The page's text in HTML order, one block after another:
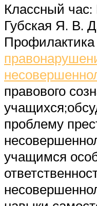
Классный
Губская Я. В.
правового
проблему
учащимся